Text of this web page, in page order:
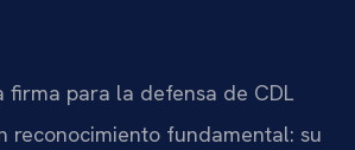
firma para la defensa de CDL
reconocimiento fundamental: su